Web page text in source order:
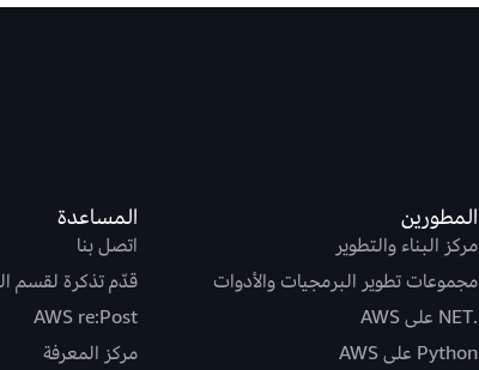
المطورين
مركز البناء والتطوير
مجموعات تطوير البرمجيات والأدوات
.NET على AWS
Python على AWS
المساعدة
اتصل بنا
قدّم تذكرة لقسم
AWS re:Post
مركز المعرفة